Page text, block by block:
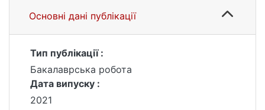
Основні дані публікації
Тип публікації :
Бакалаврська робота
Дата випуску :
2021